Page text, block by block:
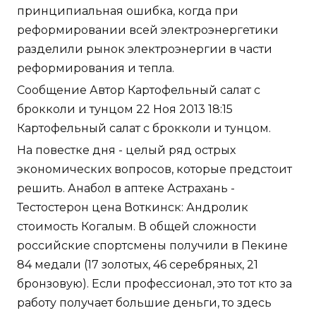
принципиальная ошибка, когда при
реформировании всей электроэнергетики
разделили рынок электроэнергии в части
реформирования и тепла.
Сообщение Автор Картофельный салат с
брокколи и тунцом 22 Ноя 2013 18:15
Картофельный салат с брокколи и тунцом.
На повестке дня - целый ряд острых
экономических вопросов, которые предстоит
решить. Анабол в аптеке Астрахань -
Тестостерон цена Воткинск: Андролик
стоимость Когалым. В общей сложности
российские спортсмены получили в Пекине
84 медали (17 золотых, 46 серебряных, 21
бронзовую). Если профессионал, это тот кто за
работу получает большие деньги, то здесь